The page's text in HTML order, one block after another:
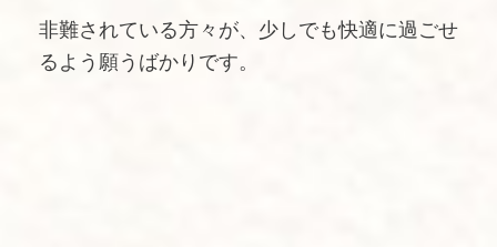
非難されている方々が、少しでも快適に過ごせ
るよう願うばかりです。